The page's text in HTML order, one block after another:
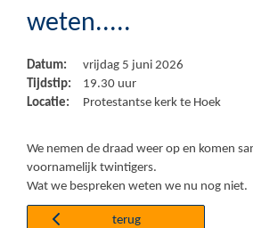
weten.....
Datum:
vrijdag 5 juni 2026
Tijdstip:
19.30 uur
Locatie:
Protestantse kerk te Hoek
We nemen de draad weer op en komen
voornamelijk twintigers.
Wat we bespreken weten we nu nog niet.
terug